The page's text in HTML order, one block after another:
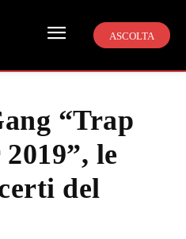
ASCOLTA
“Trap
le
del